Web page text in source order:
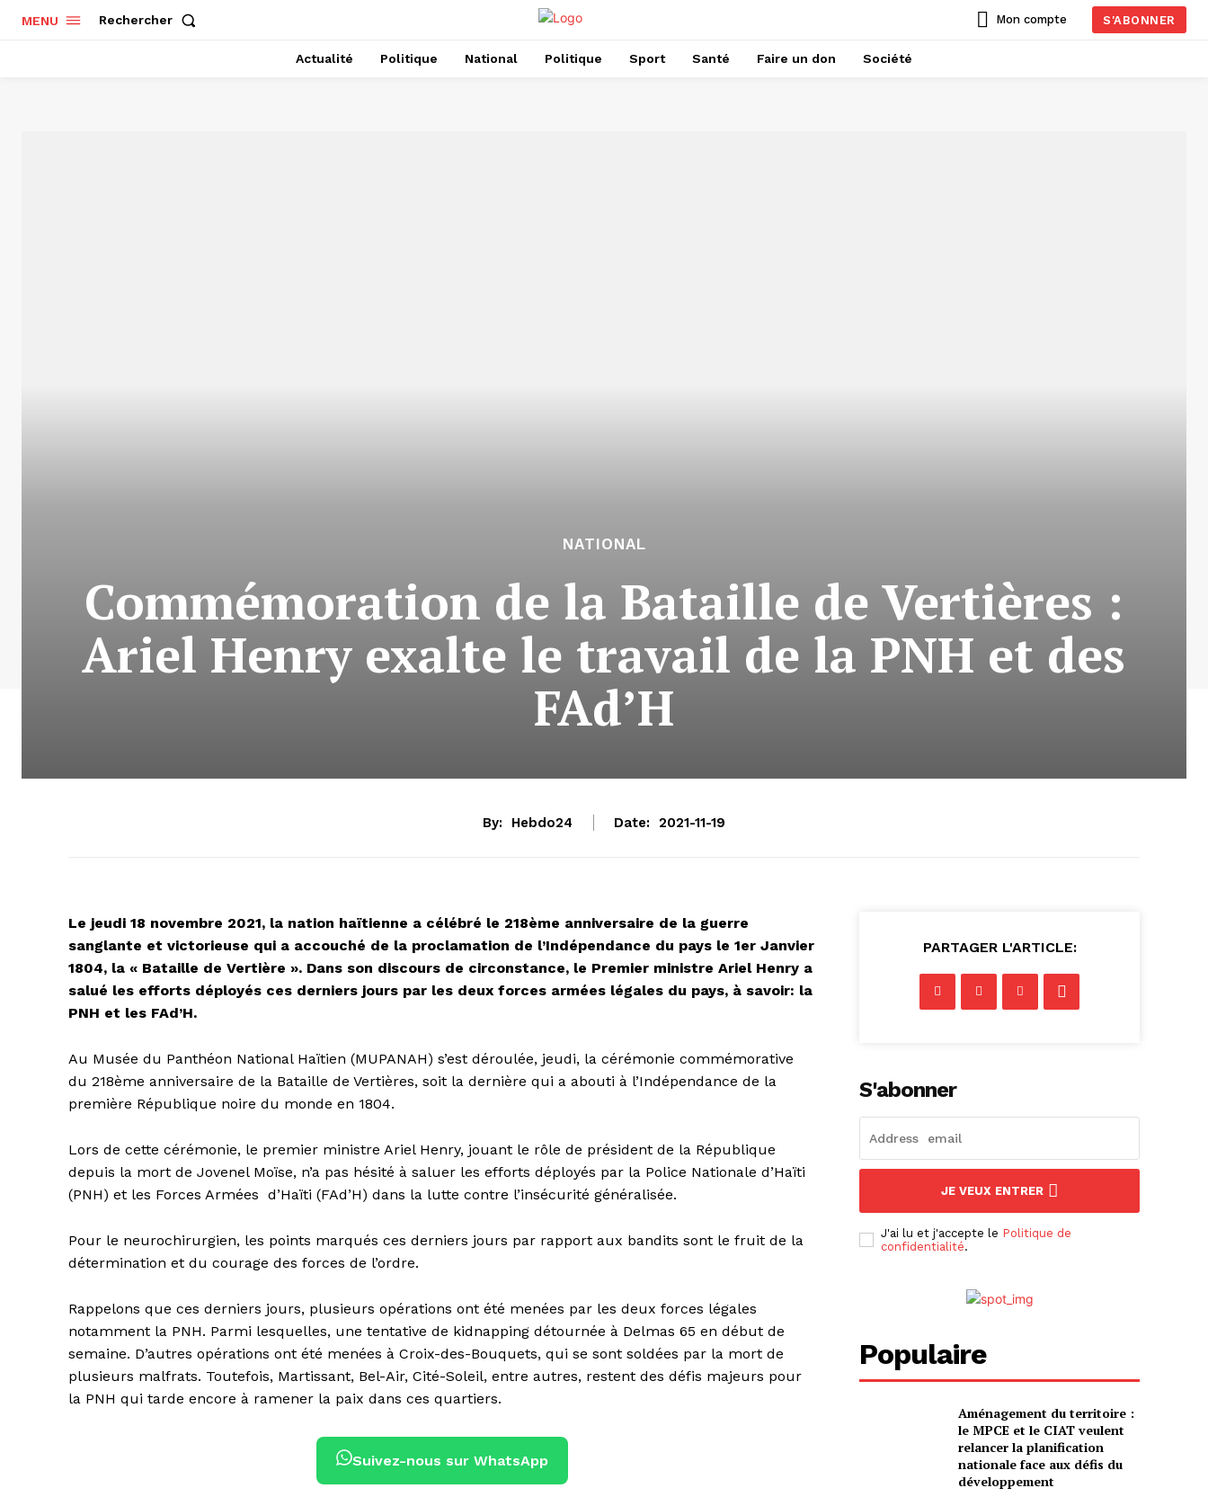
MENU Rechercher Mon compte S'ABONNER
Actualité Politique National Politique Sport Santé Faire un don Société
NATIONAL
Commémoration de la Bataille de Vertières :
Ariel Henry exalte le travail de la PNH et des
FAd’H
By: Hebdo24 Date: 2021-11-19
Le jeudi 18 novembre 2021, la nation haïtienne a célébré le 218ème anniversaire de la guerre
sanglante et victorieuse qui a accouché de la proclamation de l’Indépendance du pays le 1er Janvier
1804, la « Bataille de Vertière ». Dans son discours de circonstance, le Premier ministre Ariel Henry a
salué les efforts déployés ces derniers jours par les deux forces armées légales du pays, à savoir: la
PNH et les FAd’H.
Au Musée du Panthéon National Haïtien (MUPANAH) s’est déroulée, jeudi, la cérémonie commémorative
du 218ème anniversaire de la Bataille de Vertières, soit la dernière qui a abouti à l’Indépendance de la
première République noire du monde en 1804.
Lors de cette cérémonie, le premier ministre Ariel Henry, jouant le rôle de président de la République
depuis la mort de Jovenel Moïse, n’a pas hésité à saluer les efforts déployés par la Police Nationale d’Haïti
(PNH) et les Forces Armées d’Haïti (FAd’H) dans la lutte contre l’insécurité généralisée.
Pour le neurochirurgien, les points marqués ces derniers jours par rapport aux bandits sont le fruit de la
détermination et du courage des forces de l’ordre.
Rappelons que ces derniers jours, plusieurs opérations ont été menées par les deux forces légales
notamment la PNH. Parmi lesquelles, une tentative de kidnapping détournée à Delmas 65 en début de
semaine. D’autres opérations ont été menées à Croix-des-Bouquets, qui se sont soldées par la mort de
plusieurs malfrats. Toutefois, Martissant, Bel-Air, Cité-Soleil, entre autres, restent des défis majeurs pour
la PNH qui tarde encore à ramener la paix dans ces quartiers.
Suivez-nous sur WhatsApp
PARTAGER L'ARTICLE:
S'abonner
JE VEUX ENTRER
J'ai lu et j'accepte le Politique de
confidentialité.
Populaire
Aménagement du territoire :
le MPCE et le CIAT veulent
relancer la planification
nationale face aux défis du
développement